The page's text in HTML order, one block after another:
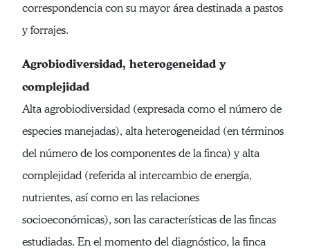
correspondencia con su mayor área destinada a pastos
y forrajes.
Agrobiodiversidad, heterogeneidad y
complejidad
Alta agrobiodiversidad (expresada como el número de
especies manejadas), alta heterogeneidad (en términos
del número de los componentes de la finca) y alta
complejidad (referida al intercambio de energía,
nutrientes, así como en las relaciones
socioeconómicas), son las características de las fincas
estudiadas. En el momento del diagnóstico, la finca